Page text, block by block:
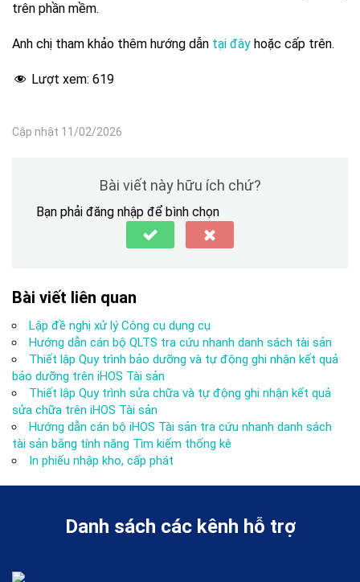
trên phần mềm.
Anh chị tham khảo thêm hướng dẫn tại đây hoặc cấp trên.
Lượt xem: 619
Cập nhật 11/02/2026
Bài viết này hữu ích chứ?
Bạn phải đăng nhập để bình chọn
Bài viết liên quan
Lập đề nghị xử lý Công cụ dụng cụ
Hướng dẫn cán bộ QLTS tra cứu nhanh danh sách tài sản
Thiết lập Quy trình bảo dưỡng và tự động ghi nhận kết quả
bảo dưỡng trên iHOS Tài sản
Thiết lập Quy trình sửa chữa và tự động ghi nhận kết quả
sửa chữa trên iHOS Tài sản
Hướng dẫn cán bộ iHOS Tài sản tra cứu nhanh danh sách
tài sản bằng tính năng Tìm kiếm thống kê
In phiếu nhập kho, cấp phát
Danh sách các kênh hỗ trợ